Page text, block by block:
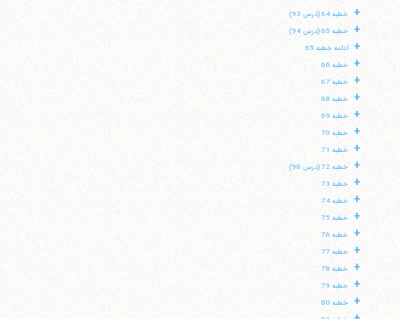
+ خطبه 64 (درس 93)
+ خطبه 65 (درس 94)
+ ادامه خطبه 65
+ خطبه 66
+ خطبه 67
+ خطبه 68
+ خطبه 69
+ خطبه 70
+ خطبه 71
+ خطبه 72 (درس 98)
+ خطبه 73
+ خطبه 74
+ خطبه 75
+ خطبه 76
+ خطبه 77
+ خطبه 78
+ خطبه 79
+ خطبه 80